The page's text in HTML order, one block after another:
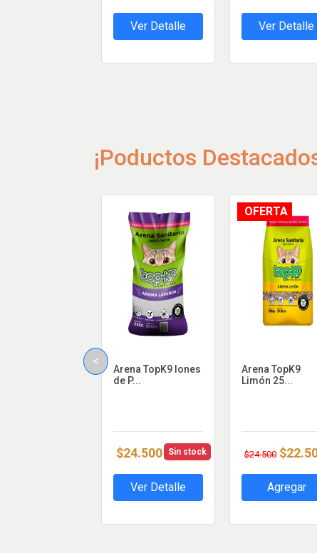
Ver Detalle Ver Detalle
¡Poductos
Arena TopK9 Iones
de P...
$24.500 Sin stock
Ver Detalle
OFERTA
Arena TopK9
Limón 25...
$24.500
Agregar
<